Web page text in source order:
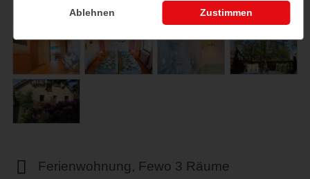
Ferienwohnung, Fewo 3 Räume
Ablehnen Zustimmen